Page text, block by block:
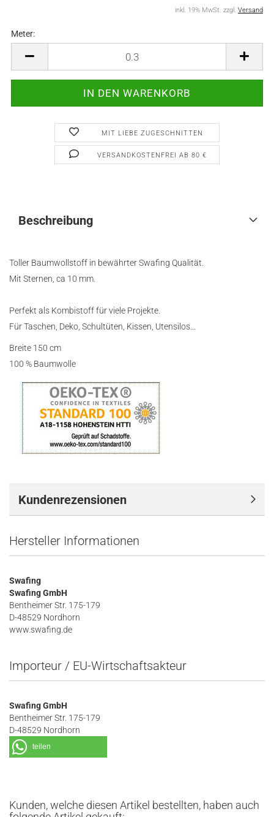
inkl. 19% MwSt. zzgl. Versand
Meter:
MIT LIEBE ZUGESCHNITTEN
VERSANDKOSTENFREI AB 80 €
Beschreibung
Toller Baumwollstoff in bewährter Swafing Qualität.
Mit Sternen, ca 10 mm.
Perfekt als Kombistoff für viele Projekte.
Für Taschen, Deko, Schultüten, Kissen, Utensilos...
Breite 150 cm
100 % Baumwolle
Kundenrezensionen
Hersteller Informationen
Swafing
Swafing GmbH
Bentheimer Str. 175-179
D-48529 Nordhorn
www.swafing.de
Importeur / EU-Wirtschaftsakteur
Swafing GmbH
Bentheimer Str. 175-179
D-48529 Nordhorn
teilen
Kunden, welche diesen Artikel bestellten, haben auch